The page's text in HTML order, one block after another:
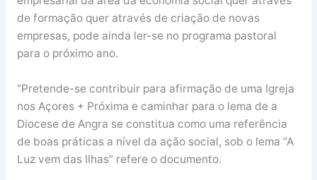
de formação quer através de criação de novas
empresas, pode ainda ler-se no programa pastoral
para o próximo ano.
“Pretende-­se contribuir para afirmação de uma Igreja
nos Açores + Próxima e caminhar para o lema de a
Diocese de Angra se constitua como uma referência
de boas práticas a nível da ação social, sob o lema “A
Luz vem das Ilhas” refere o documento.